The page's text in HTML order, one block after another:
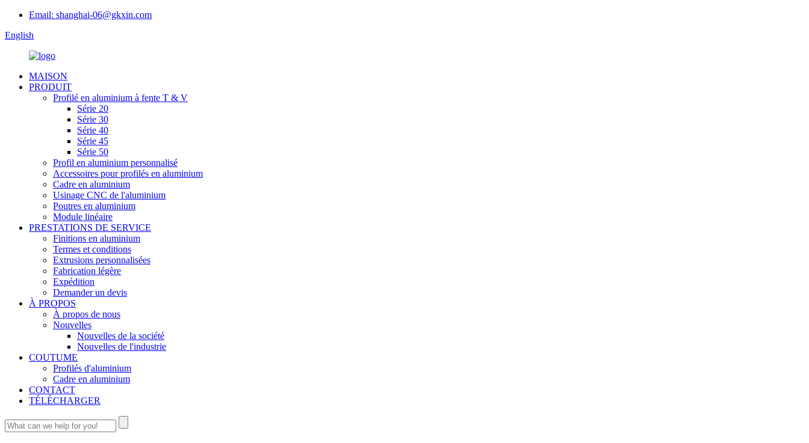
Email: shanghai-06@gkxin.com
English
MAISON
PRODUIT
Profilé en aluminium à fente T & V
Série 20
Série 30
Série 40
Série 45
Série 50
Profil en aluminium personnalisé
Accessoires pour profilés en aluminium
Cadre en aluminium
Usinage CNC de l'aluminium
Poutres en aluminium
Module linéaire
PRESTATIONS DE SERVICE
Finitions en aluminium
Termes et conditions
Extrusions personnalisées
Fabrication légère
Expédition
Demander un devis
À PROPOS
À propos de nous
Nouvelles
Nouvelles de la société
Nouvelles de l'industrie
COUTUME
Profilés d'aluminium
Cadre en aluminium
CONTACT
TÉLÉCHARGER